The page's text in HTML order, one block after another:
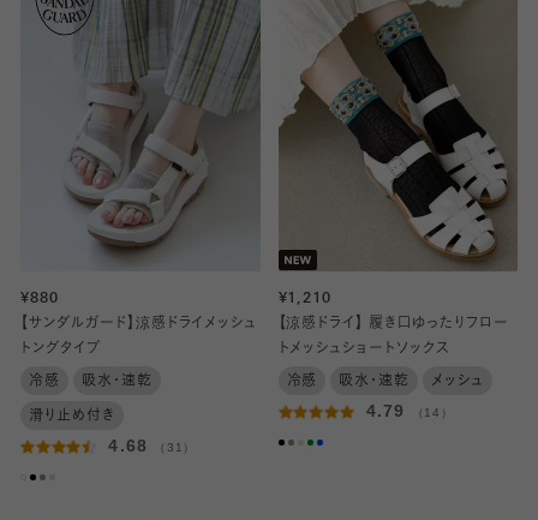
¥880
【サンダルガード】涼感ドライメッシュ
トングタイプ
冷感 吸水・速乾
滑り止め付き
4.68 （31）
¥1,210
【涼感ドライ】 履き口ゆったりフロー
トメッシュショートソックス
冷感 吸水・速乾 メッシュ
4.79 （14）